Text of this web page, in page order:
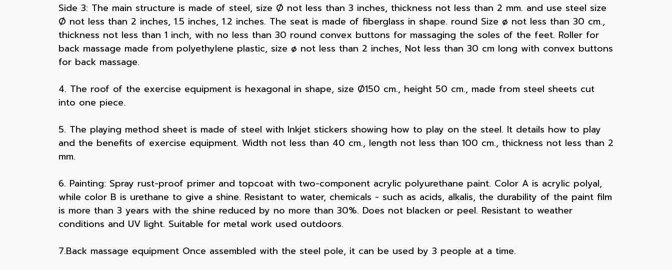
Side 3: The main structure is made of steel, size Ø not less than 3 inches, thickness not less than 2 mm. and use steel size
Ø not less than 2 inches, 1.5 inches, 1.2 inches. The seat is made of fiberglass in shape. round Size ø not less than 30 cm.,
thickness not less than 1 inch, with no less than 30 round convex buttons for massaging the soles of the feet. Roller for
back massage made from polyethylene plastic, size ø not less than 2 inches, Not less than 30 cm long with convex buttons
for back massage.
4. The roof of the exercise equipment is hexagonal in shape, size Ø150 cm., height 50 cm., made from steel sheets cut
into one piece.
5. The playing method sheet is made of steel with Inkjet stickers showing how to play on the steel. It details how to play
and the benefits of exercise equipment. Width not less than 40 cm., length not less than 100 cm., thickness not less than 2
mm.
6. Painting: Spray rust-proof primer and topcoat with two-component acrylic polyurethane paint. Color A is acrylic polyal,
while color B is urethane to give a shine. Resistant to water, chemicals - such as acids, alkalis, the durability of the paint film
is more than 3 years with the shine reduced by no more than 30%. Does not blacken or peel. Resistant to weather
conditions and UV light. Suitable for metal work used outdoors.
7.Back massage equipment Once assembled with the steel pole, it can be used by 3 people at a time.